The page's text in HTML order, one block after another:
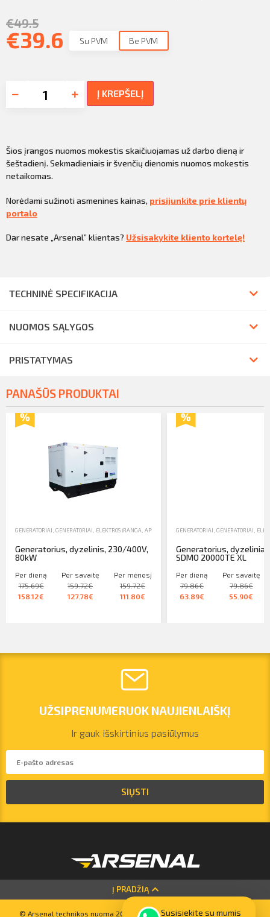
vilnius@arsenalrent.com
Susisiekite su mumis
€49.5
€39.6 Su PVM Be PVM
Į KREPŠELĮ
Šios įrangos nuomos mokestis skaičiuojamas už darbo dieną ir
šeštadienį. Sekmadieniais ir švenčių dienomis nuomos mokestis
netaikomas.
Norėdami sužinoti asmenines kainas, prisijunkite prie klientų
portalo
Dar nesate „Arsenal” klientas? Užsisakykite kliento kortelę!
TECHNINĖ SPECIFIKACIJA
NUOMOS SĄLYGOS
PRISTATYMAS
PANAŠŪS PRODUKTAI
GENERATORIAI GENERATORIAI, ELEKTROS ĮRANGA, APŠVIETIMO ĮRANGA,NUOMA
Generatorius, dyzelinis, 230/400V,
80kW
Per dieną
175.69€
158.12€
Per savaitę
159.72€
127.78€
Per mėnesį
159.72€
111.80€
GENERATORIAI GENERATORIAI,
Generatorius, dyzeliniai,
SDMO 20000TE XL
Per dieną
79.86€
63.89€
Per savaitę
79.86€
55.90€
UŽSIPRENUMERUOK NAUJIENLAIŠKĮ
Ir gauk išskirtinius pasiūlymus
SIŲSTI
Į PRADŽIĄ
© Arsenal technikos nuoma 2023. Visos teisės saugomos. Svetainių